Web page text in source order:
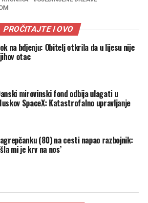
PROČITAJTE I OVO
na bdjenju: Obitelj otkrila da u lijesu nije
otac
mirovinski fond odbija ulagati u
SpaceX: Katastrofalno upravljanje
(80) na cesti napao razbojnik:
mi je krv na nos’